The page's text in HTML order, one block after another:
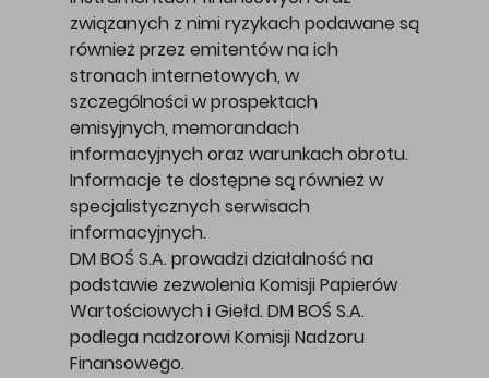
związanych z nimi ryzykach podawane są
również przez emitentów na ich
stronach internetowych, w
szczególności w prospektach
emisyjnych, memorandach
informacyjnych oraz warunkach obrotu.
Informacje te dostępne są również w
specjalistycznych serwisach
informacyjnych.
DM BOŚ S.A. prowadzi działalność na
podstawie zezwolenia Komisji Papierów
Wartościowych i Giełd. DM BOŚ S.A.
podlega nadzorowi Komisji Nadzoru
Finansowego.